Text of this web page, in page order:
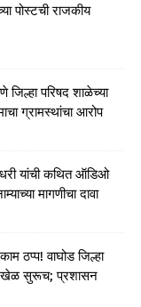
पोस्टची राजकीय
परिषद शाळेच्या
ग्रामस्थांचा आरोप
यांची कथित ऑडिओ
मागणीचा दावा
ठप्प! वाघोड जिल्हा
खेळ सुरूच; प्रशासन